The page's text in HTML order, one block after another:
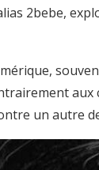
2bebe,
un autre